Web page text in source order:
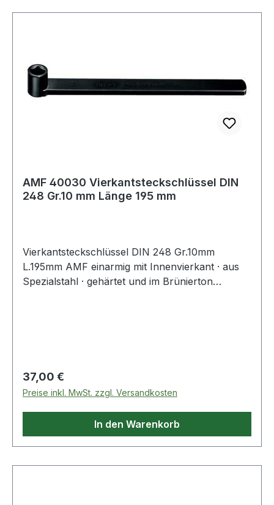
AMF 40030 Vierkantsteckschlüssel DIN
248 Gr.10 mm Länge 195 mm
Vierkantsteckschlüssel DIN 248 Gr.10mm
L.195mm AMF einarmig mit Innenvierkant · aus
Spezialstahl · gehärtet und im Brünierton
Regulärer Preis:
37,00 €
Preise inkl. MwSt. zzgl. Versandkosten
In den Warenkorb